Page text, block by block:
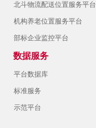
北斗物流配送位置服务平台
机构养老位置服务平台
部标企业监控平台
数据服务
平台数据库
标准服务
示范平台